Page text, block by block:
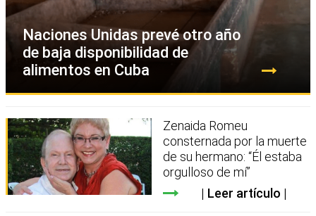
Naciones Unidas prevé otro año
de baja disponibilidad de
alimentos en Cuba
Zenaida Romeu
consternada por la muerte
de su hermano: “Él estaba
orgulloso de mí”
Leer artículo